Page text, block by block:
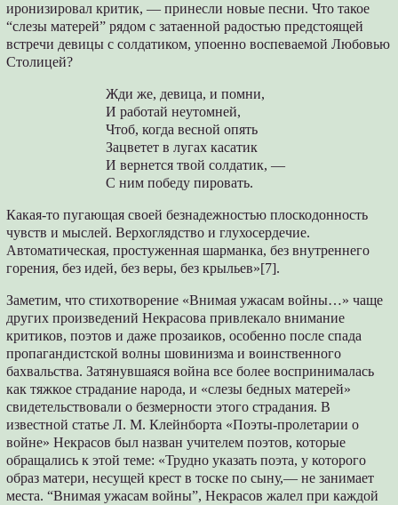
иронизировал критик, — принесли новые песни. Что такое
“слезы матерей” рядом с затаенной радостью предстоящей
встречи девицы с солдатиком, упоенно воспеваемой Любовью
Столицей?
Жди же, девица, и помни,
И работай неутомней,
Чтоб, когда весной опять
Зацветет в лугах касатик
И вернется твой солдатик, —
С ним победу пировать.
Какая-то пугающая своей безнадежностью плоскодонность
чувств и мыслей. Верхоглядство и глухосердечие.
Автоматическая, простуженная шарманка, без внутреннего
горения, без идей, без веры, без крыльев»[7].
Заметим, что стихотворение «Внимая ужасам войны…» чаще
других произведений Некрасова привлекало внимание
критиков, поэтов и даже прозаиков, особенно после спада
пропагандистской волны шовинизма и воинственного
бахвальства. Затянувшаяся война все более воспринималась
как тяжкое страдание народа, и «слезы бедных матерей»
свидетельствовали о безмерности этого страдания. В
известной статье Л. М. Клейнборта «Поэты-пролетарии о
войне» Некрасов был назван учителем поэтов, которые
обращались к этой теме: «Трудно указать поэта, у которого
образ матери, несущей крест в тоске по сыну,— не занимает
места. “Внимая ужасам войны”, Некрасов жалел при каждой